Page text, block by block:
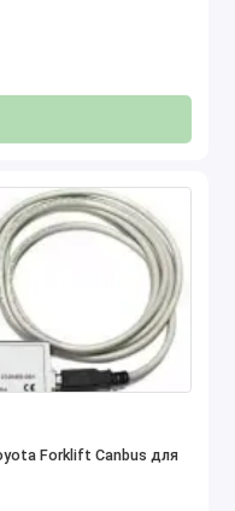
Forklift Canbus для